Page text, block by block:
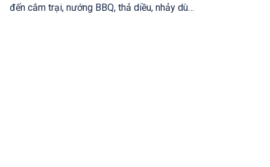
đến cắm trại, nướng BBQ, thả diều, nhảy dù…